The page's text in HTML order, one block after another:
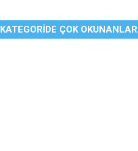
KATEGORIDE ÇOK OKUNANLAR